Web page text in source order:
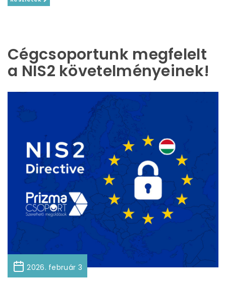
Cégcsoportunk megfelelt
a NIS2 követelményeinek!
2026. február 3